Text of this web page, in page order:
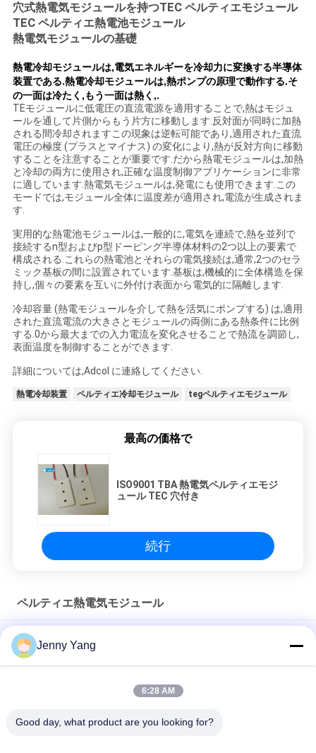
接
触
米
国
ニ
ュ
ー
ス
場
合
地
図
POLICY
穴式熱電気モジュールを持つTEC ペルティエモジュール
TEC ペルティエ熱電池モジュール
熱電気モジュールの基礎
熱電冷却モジュールは,電気エネルギーを冷却力に変換する半導体
装置である.熱電冷却モジュールは,熱ポンプの原理で動作する.そ
の一面は冷たく,もう一面は熱く,.
TEモジュールに低電圧の直流電源を適用することで,熱はモジュ
ールを通して片側からもう片方に移動します.反対面が同時に加熱
される間冷却されますこの現象は逆転可能であり,適用された直流
電圧の極度 (プラスとマイナス) の変化により,熱が反対方向に移動
することを注意することが重要です.だから熱電モジュールは,加熱
と冷却の両方に使用され,正確な温度制御アプリケーションに非常
に適しています.熱電気モジュールは,発電にも使用できます.この
モードでは,モジュール全体に温度差が適用され,電流が生成されま
す.
実用的な熱電池モジュールは,一般的に,電気を連続で,熱を並列で
接続するn型およびp型ドーピング半導体材料の2つ以上の要素で
構成される.これらの熱電池とそれらの電気接続は,通常,2つのセラ
ミック基板の間に設置されています.基板は,機械的に全体構造を保
持し,個々の要素を互いに外付け表面から電気的に隔離します.
冷却容量 (熱電モジュールを介して熱を活気にポンプする) は,適用
された直流電流の大きさとモジュールの両側にある熱条件に比例
する.0から最大までの入力電流を変化させることで熱流を調節し,
表面温度を制御することができます.
詳細については,Adcol に連絡してください.
熱電冷却装置 ペルティエ冷却モジュール tegペルティエモジュール
最高の価格で
ISO9001 TBA 熱電気ペルティエモジ
ュール TEC 穴付き
続行
ペルティエ熱電気モジュール
ペルティエ効果冷却 ペルティエ熱電気モジュール 最良冷却ソリ
ューション
Jenny Yang
6:28 AM
Good day, what product are you looking for?